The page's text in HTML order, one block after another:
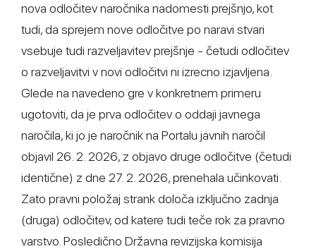
nova odločitev naročnika nadomesti prejšnjo, kot
tudi, da sprejem nove odločitve po naravi stvari
vsebuje tudi razveljavitev prejšnje - četudi odločitev
o razveljavitvi v novi odločitvi ni izrecno izjavljena.
Glede na navedeno gre v konkretnem primeru
ugotoviti, da je prva odločitev o oddaji javnega
naročila, ki jo je naročnik na Portalu javnih naročil
objavil 26. 2. 2026, z objavo druge odločitve (četudi
identične) z dne 27. 2. 2026, prenehala učinkovati.
Zato pravni položaj strank določa izključno zadnja
(druga) odločitev, od katere tudi teče rok za pravno
varstvo. Posledično Državna revizijska komisija